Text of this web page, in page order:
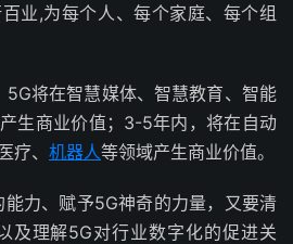
业,为每个人、每个家庭、每个组
将在智慧媒体、智慧教育、智能
生商业价值；3-5年内，将在自动
疗、 机器人等领域产生商业价值。
力、赋予5G神奇的力量，又要清
及理解5G对行业数字化的促进关